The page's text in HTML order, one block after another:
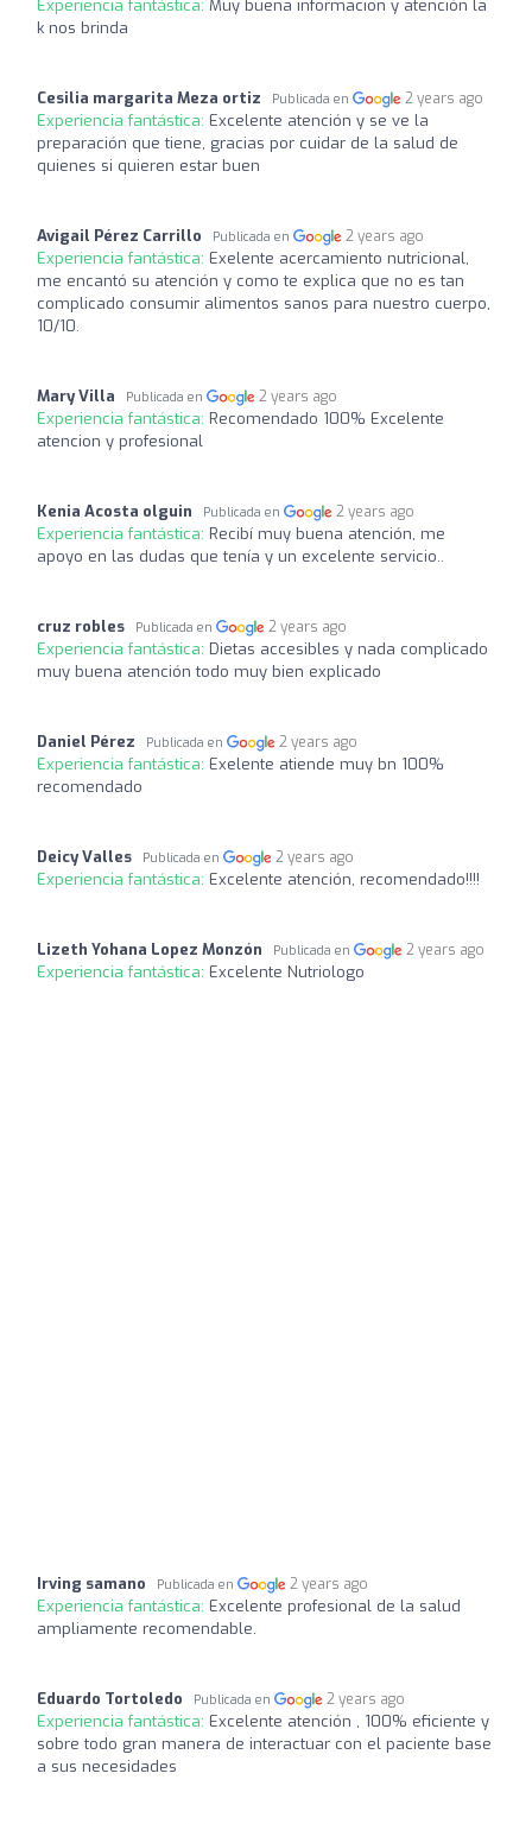
Experiencia fantástica: Muy buena informacion y atención la
k nos brinda
Cesilia margarita Meza ortiz Publicada en 2 years ago
Experiencia fantástica: Excelente atención y se ve la
preparación que tiene, gracias por cuidar de la salud de
quienes si quieren estar buen
Avigail Pérez Carrillo Publicada en 2 years ago
Experiencia fantástica: Exelente acercamiento nutricional,
me encantó su atención y como te explica que no es tan
complicado consumir alimentos sanos para nuestro cuerpo,
10/10.
Mary Villa Publicada en 2 years ago
Experiencia fantástica: Recomendado 100% Excelente
atencion y profesional
Kenia Acosta olguin Publicada en 2 years ago
Experiencia fantástica: Recibí muy buena atención, me
apoyo en las dudas que tenía y un excelente servicio..
cruz robles Publicada en 2 years ago
Experiencia fantástica: Dietas accesibles y nada complicado
muy buena atención todo muy bien explicado
Daniel Pérez Publicada en 2 years ago
Experiencia fantástica: Exelente atiende muy bn 100%
recomendado
Deicy Valles Publicada en 2 years ago
Experiencia fantástica: Excelente atención, recomendado!!!!
Lizeth Yohana Lopez Monzón Publicada en 2 years ago
Experiencia fantástica: Excelente Nutriologo
Irving samano Publicada en 2 years ago
Experiencia fantástica: Excelente profesional de la salud
ampliamente recomendable.
Eduardo Tortoledo Publicada en 2 years ago
Experiencia fantástica: Excelente atención , 100% eficiente y
sobre todo gran manera de interactuar con el paciente base
a sus necesidades